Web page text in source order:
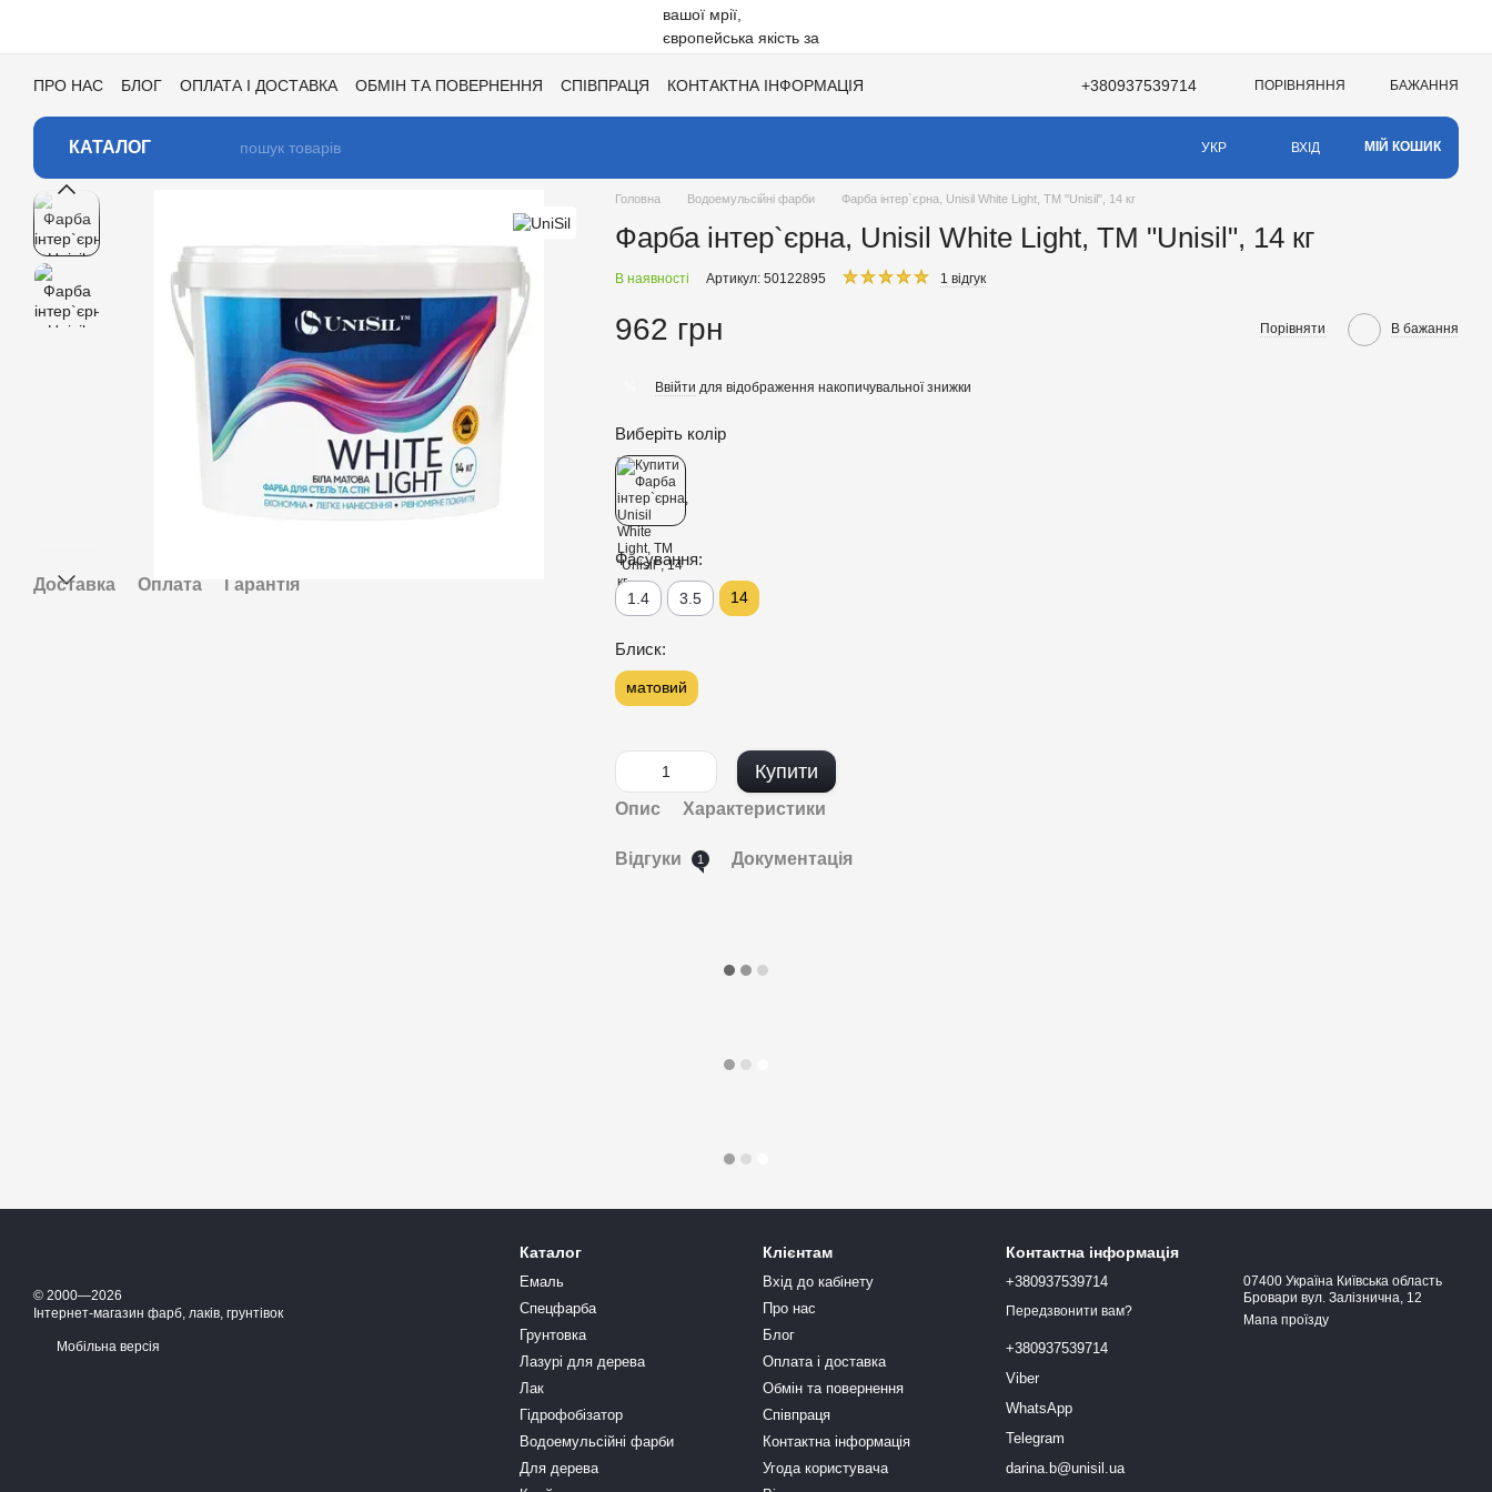
ПРО НАС БЛОГ ОПЛАТА І ДОСТАВКА ОБМІН ТА ПОВЕРНЕННЯ СПІВПРАЦЯ
КОНТАКТНА ІНФОРМАЦІЯ
+380937539714 ПОРІВНЯННЯ БАЖАННЯ
КАТАЛОГ УКР ВХІД МІЙ КОШИК
Доставка Оплата Гарантія
Головна Водоемульсійні фарби Фарба інтер`єрна, Unisil White Light, TM "Unisil", 14 кг
Фарба інтер`єрна, Unisil White Light, TM "Unisil", 14 кг
В наявності Артикул: 50122895 1 відгук
962 грн Порівняти В бажання
Ввійти для відображення накопичувальної знижки
Виберіть колір
Фасування:
1.4 3.5 14
Блиск:
матовий
Купити
Опис Характеристики
Відгуки 1 Документація
© 2000—2026
Інтернет-магазин фарб, лаків, грунтівок
Мобільна версія
Каталог
Емаль
Спецфарба
Грунтовка
Лазурі для дерева
Лак
Гідрофобізатор
Водоемульсійні фарби
Для дерева
Клієнтам
Вхід до кабінету
Про нас
Блог
Оплата і доставка
Обмін та повернення
Співпраця
Контактна інформація
Угода користувача
Контактна інформація
+380937539714
Передзвонити вам?
+380937539714
Viber
WhatsApp
Telegram
darina.b@unisil.ua
07400 Україна Київська область
Бровари вул. Залізнична, 12
Мапа проїзду